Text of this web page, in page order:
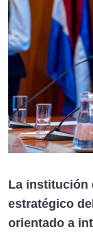
La institución
estratégico
orientado a